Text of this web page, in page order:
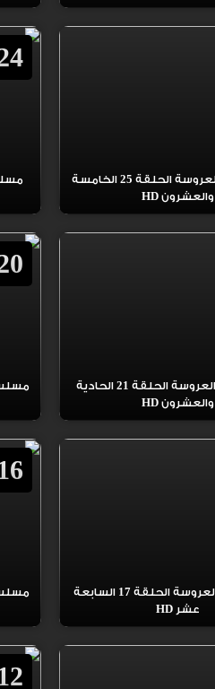
مسلسل ابو العروسة الحلقة 25 الخامسة
والعشرون HD
مسلسل ابو العروسة الحلقة 21 الحادية
والعشرون HD
مسلسل ابو العروسة الحلقة 17 السابعة
عشر HD